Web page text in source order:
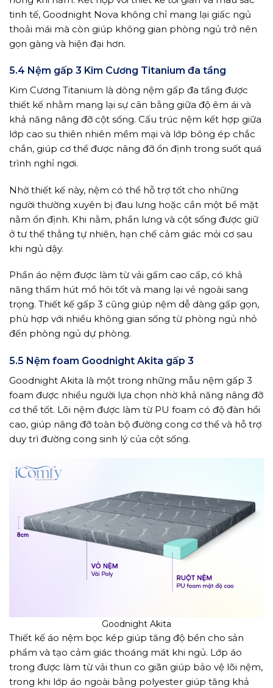
tinh tế, Goodnight Nova không chỉ mang lại giấc ngủ
thoải mái mà còn giúp không gian phòng ngủ trở nên
gọn gàng và hiện đại hơn.
5.4 Nệm gấp 3 Kim Cương Titanium đa tầng
Kim Cương Titanium là dòng nệm gấp đa tầng được
thiết kế nhằm mang lại sự cân bằng giữa độ êm ái và
khả năng nâng đỡ cột sống. Cấu trúc nệm kết hợp giữa
lớp cao su thiên nhiên mềm mại và lớp bông ép chắc
chắn, giúp cơ thể được nâng đỡ ổn định trong suốt quá
trình nghỉ ngơi.
Nhờ thiết kế này, nệm có thể hỗ trợ tốt cho những
người thường xuyên bị đau lưng hoặc cần một bề mặt
nằm ổn định. Khi nằm, phần lưng và cột sống được giữ
ở tư thế thẳng tự nhiên, hạn chế cảm giác mỏi cơ sau
khi ngủ dậy.
Phần áo nệm được làm từ vải gấm cao cấp, có khả
năng thấm hút mồ hôi tốt và mang lại vẻ ngoài sang
trọng. Thiết kế gấp 3 cũng giúp nệm dễ dàng gấp gọn,
phù hợp với nhiều không gian sống từ phòng ngủ nhỏ
đến phòng ngủ dự phòng.
5.5 Nệm foam Goodnight Akita gấp 3
Goodnight Akita là một trong những mẫu nệm gấp 3
foam được nhiều người lựa chọn nhờ khả năng nâng đỡ
cơ thể tốt. Lõi nệm được làm từ PU foam có độ đàn hồi
cao, giúp nâng đỡ toàn bộ đường cong cơ thể và hỗ trợ
duy trì đường cong sinh lý của cột sống.
Goodnight Akita
Thiết kế áo nệm bọc kép giúp tăng độ bền cho sản
phẩm và tạo cảm giác thoáng mát khi ngủ. Lớp áo
trong được làm từ vải thun co giãn giúp bảo vệ lõi nệm,
trong khi lớp áo ngoài bằng polyester giúp tăng khả